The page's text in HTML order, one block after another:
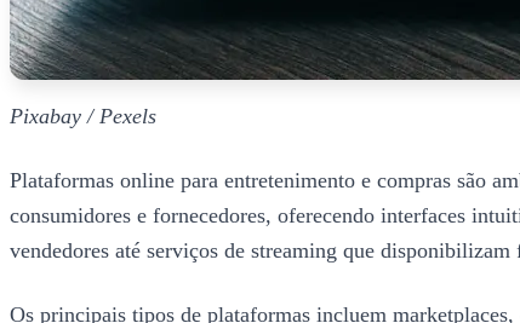
Pixabay / Pexels
Plataformas online para entretenimento e compras são
consumidores e fornecedores, oferecendo interfaces
vendedores até serviços de streaming que disponibilizam
Os principais tipos de plataformas incluem